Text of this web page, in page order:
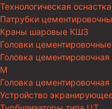
Технологическая
Патрубки
Краны шаровые КШЗ
Головки
Головка
М
Головка
Устройство